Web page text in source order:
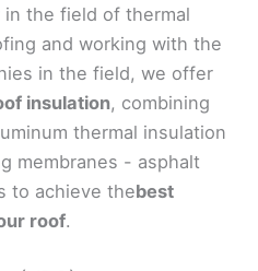
the field of thermal
and working with the
in the field, we offer
insulation, combining
thermal insulation
membranes - asphalt
to achieve thebest
roof.